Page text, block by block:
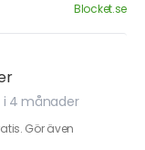
Blocket.se
i 4 månader
Gör även